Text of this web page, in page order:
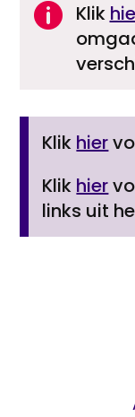
 Klik
Klik hier
Klik hier
links uit